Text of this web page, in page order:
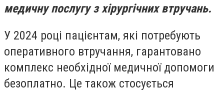
медичну послугу з хірургічних втручань.
У 2024 році пацієнтам, які потребують
оперативного втручання, гарантовано
комплекс необхідної медичної допомоги
безоплатно. Це також стосується